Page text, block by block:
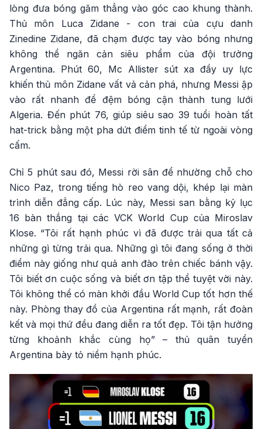
lòng đưa bóng găm thẳng vào góc cao khung thành.
Thủ môn Luca Zidane - con trai của cựu danh
Zinedine Zidane, đã chạm được tay vào bóng nhưng
không thể ngăn cản siêu phẩm của đội trưởng
Argentina. Phút 60, Mc Allister sút xa đầy uy lực
khiến thủ môn Zidane vất vả cản phá, nhưng Messi ập
vào rất nhanh để đệm bóng cận thành tung lưới
Algeria. Đến phút 76, giúp siêu sao 39 tuổi hoàn tất
hat-trick bằng một pha dứt điểm tinh tế từ ngoài vòng
cấm.
Chỉ 5 phút sau đó, Messi rời sân để nhường chỗ cho
Nico Paz, trong tiếng hò reo vang dội, khép lại màn
trình diễn đẳng cấp. Lúc này, Messi san bằng kỷ lục
16 bàn thắng tại các VCK World Cup của Miroslav
Klose. “Tôi rất hạnh phúc vì đã được trải qua tất cả
những gì từng trải qua. Những gì tôi đang sống ở thời
điểm này giống như quả anh đào trên chiếc bánh vậy.
Tôi biết ơn cuộc sống và biết ơn tập thể tuyệt vời này.
Tôi không thể có màn khởi đầu World Cup tốt hơn thế
này. Phòng thay đồ của Argentina rất mạnh, rất đoàn
kết và mọi thứ đều đang diễn ra tốt đẹp. Tôi tận hưởng
từng khoảnh khắc cùng họ” – thủ quân tuyển
Argentina bày tỏ niềm hạnh phúc.